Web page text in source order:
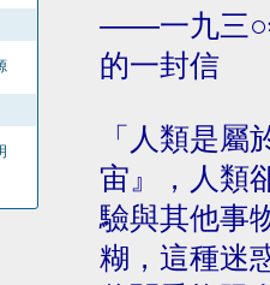
——一九三○
的一封信
「人類是
宙』，人類
驗與其他事
糊，這種迷